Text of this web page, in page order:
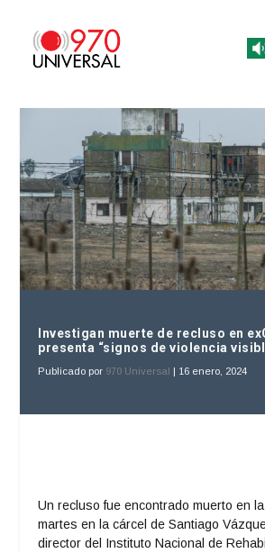
Investigan muerte de recluso en
presenta “signos de violencia
Publicado por 970 Universal | 16 enero, 2024
Un recluso fue encontrado muerto en
martes en la cárcel de Santiago
director del Instituto Nacional de